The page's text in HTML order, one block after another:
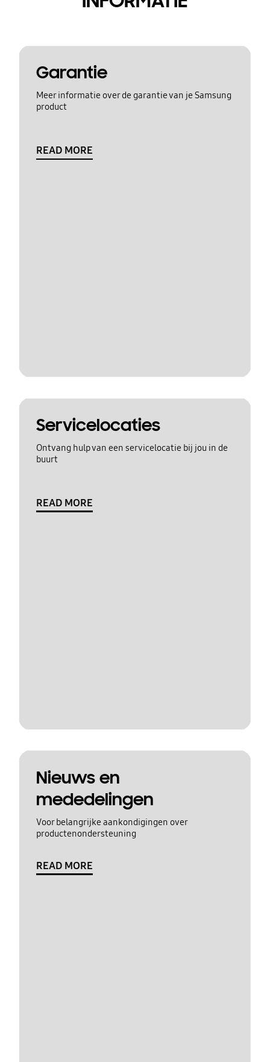
Garantie
Meer informatie over de garantie van je Samsung
product
READ MORE
Servicelocaties
Ontvang hulp van een servicelocatie bij jou in de
buurt
READ MORE
Nieuws en
mededelingen
Voor belangrijke aankondigingen over
productenondersteuning
READ MORE